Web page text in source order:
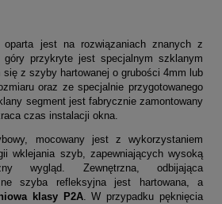
oparta jest na rozwiązaniach znanych z
przykryte jest specjalnym szklanym
się z szyby hartowanej o grubości 4mm lub
oraz ze specjalnie przygotowanego
segment jest fabrycznie zamontowany
czas instalacji okna.
mocowany jest z wykorzystaniem
wklejania szyb, zapewniających wysoką
wygląd. Zewnętrzna, odbijająca
szyba refleksyjna jest hartowana, a
klasy P2A. W przypadku pęknięcia